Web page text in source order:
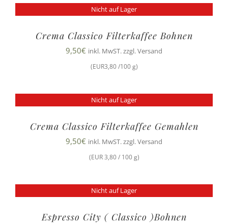
Nicht auf Lager
Crema Classico Filterkaffee Bohnen
9,50€ inkl. MwST. zzgl. Versand
(EUR3,80 /100 g)
Nicht auf Lager
Crema Classico Filterkaffee Gemahlen
9,50€ inkl. MwST. zzgl. Versand
(EUR 3,80 / 100 g)
Nicht auf Lager
Espresso City ( Classico )Bohnen